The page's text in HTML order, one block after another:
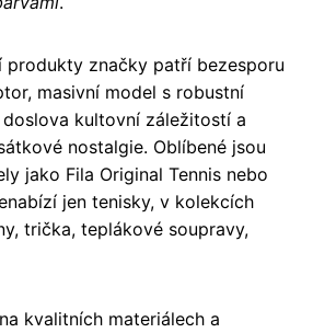
produkty značky patří bezesporu
masivní model s robustní
kultovní záležitostí a
nostalgie. Oblíbené jsou
jako Fila Original Tennis nebo
jen tenisky, v kolekcích
trička, teplákové soupravy,
kvalitních materiálech a